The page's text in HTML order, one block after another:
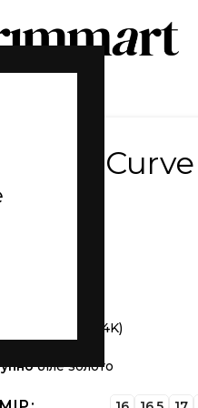
Curve
gold 585 (14K)
біле золото